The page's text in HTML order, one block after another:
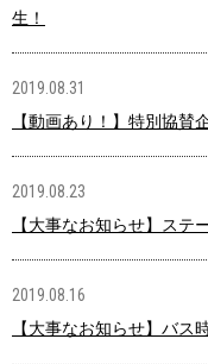
生！
2019.08.31
【動画あり！】特別協賛
2019.08.23
【大事なお知らせ】ステ
2019.08.16
【大事なお知らせ】バス